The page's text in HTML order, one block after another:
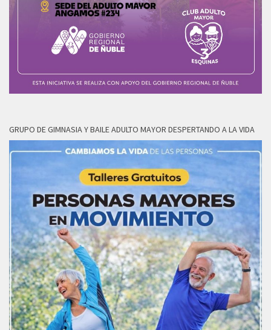
GRUPO DE GIMNASIA Y BAILE ADULTO MAYOR DESPERTANDO A LA VIDA